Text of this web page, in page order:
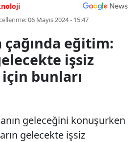
06 Mayıs 2024 - 15:47
çağında eğitim:
işsiz
bunları
geleceğini konuşurken
gelecekte işsiz